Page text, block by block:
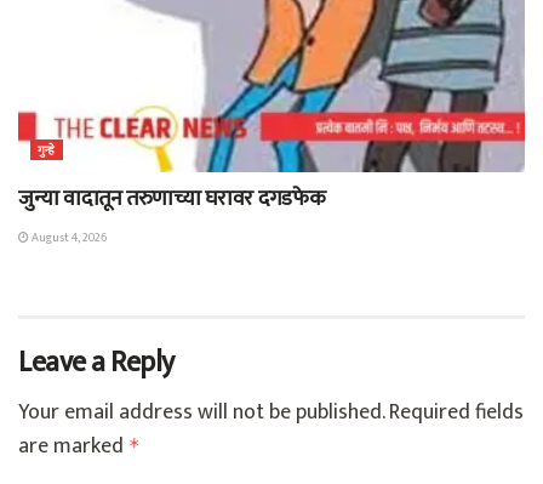
गुन्हे
जुन्या वादातून तरुणाच्या घरावर दगडफेक
August 4, 2026
Leave a Reply
Your email address will not be published.Required fields
are marked *